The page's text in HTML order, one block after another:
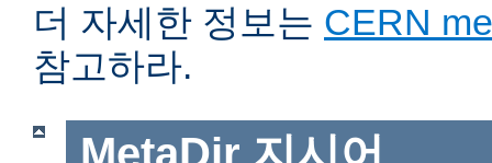
더 자세한 정보는 CERN
참고하라.